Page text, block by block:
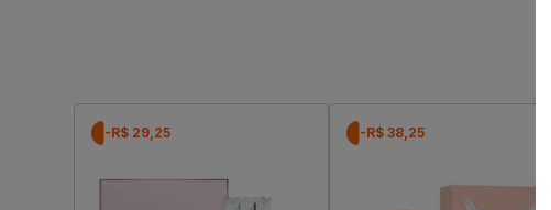
-R$ 29,25 -R$ 38,25